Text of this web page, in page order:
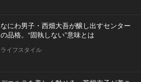
なにわ男子・西畑大吾が醸し出すセンター
の品格。“固執しない”意味とは
ライフスタイル